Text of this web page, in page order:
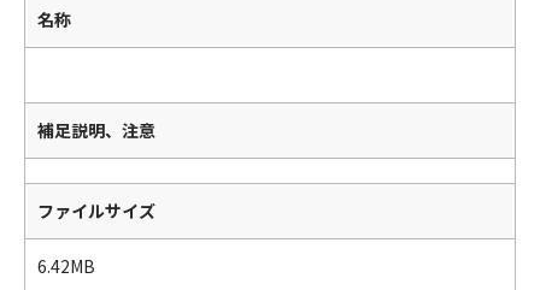
名称
補足説明、注意
ファイルサイズ
6.42MB